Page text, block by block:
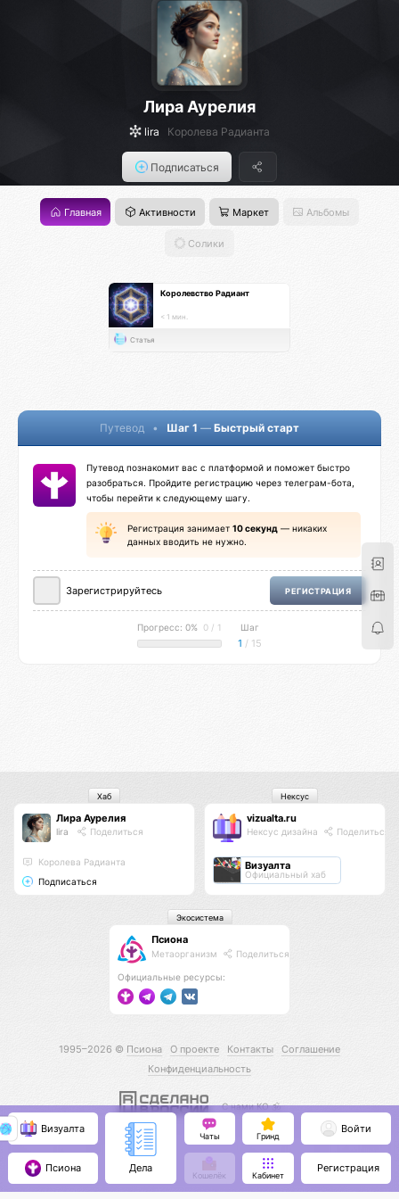
Лира Аурелия
lira Королева Радианта
Подписаться
Главная Активности Маркет Альбомы
Солики
Королевство Радиант
< 1 мин.
Статья
Путевод • Шаг 1 — Быстрый старт
Путевод познакомит вас с платформой и поможет быстро
разобраться. Пройдите регистрацию через телеграм-бота,
чтобы перейти к следующему шагу.
Регистрация занимает 10 секунд — никаких
данных вводить не нужно.
Зарегистрируйтесь РЕГИСТРАЦИЯ
Прогресс: 0% 0 / 1 Шаг
1 / 15
Лира Аурелия
lira Поделиться
Королева Радианта
Подписаться
Хаб
vizualta.ru
Нексус дизайна Поделиться
Визуалта
Официальный хаб
Нексус
Псиона
Метаорганизм Поделиться
Официальные ресурсы:
Экосистема
1995–2026 © Псиона О проекте Контакты
Соглашение
Конфиденциальность
С нами КО 🕉️
Визуалта
Псиона Дела
Чаты Гринд
Кошелёк Кабинет
Войти
Регистрация